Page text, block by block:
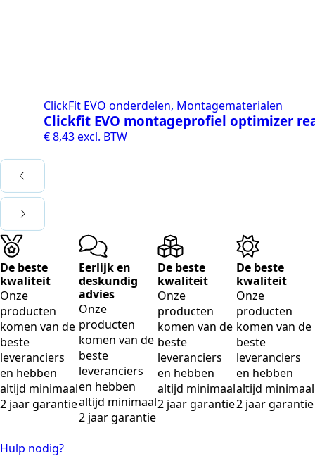
ClickFit EVO onderdelen, Montagematerialen
Clickfit EVO montageprofiel optimizer
€8,43excl. BTW
De beste
kwaliteit
Onze
producten
komen van de
beste
leveranciers
en hebben
altijd minimaal
2 jaar garantie
Eerlijk en
deskundig
advies
Onze
producten
komen van de
beste
leveranciers
en hebben
altijd minimaal
2 jaar garantie
De beste
kwaliteit
Onze
producten
komen van de
beste
leveranciers
en hebben
altijd minimaal
2 jaar garantie
De beste
kwaliteit
Onze
producten
komen van de
beste
leveranciers
en hebben
altijd minimaal
2 jaar garantie
Hulp nodig?